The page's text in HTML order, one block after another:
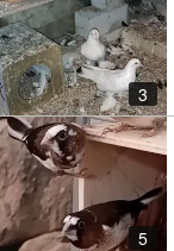
3
5